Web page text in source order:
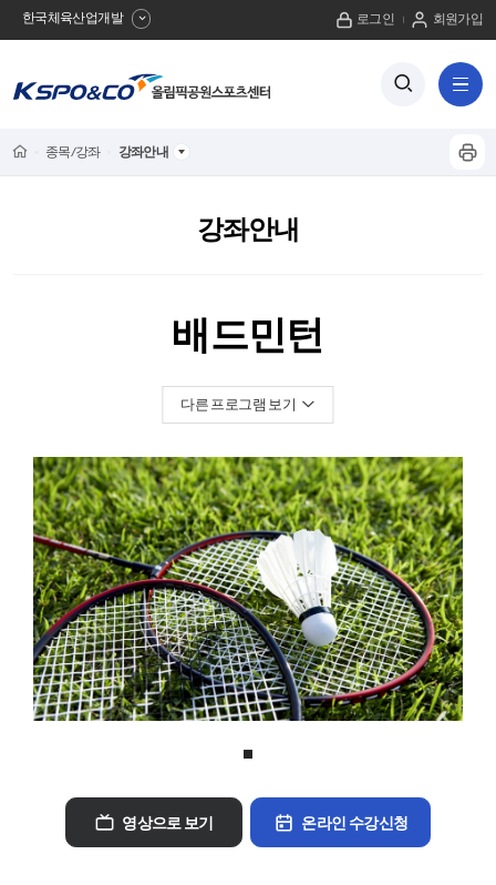
한국체육산업개발 로그인 회원가입
사
트
전
체
뉴
보
Home종목/강좌 강좌안내
프
강좌안내
배드민턴
다른 프로그램 보기
댄스로빅
당구 골프
헬스 검도
요가 댄스스포츠
SNPE(바른자세운동) 필라테스
농구 줌바댄스
라인댄스 실내승마교실
영상으로 보기 온라인 수강신청